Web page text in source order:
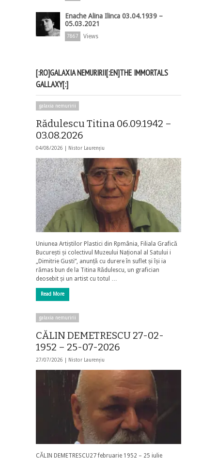
Enache Alina Ilinca 03.04.1939 –
05.03.2021
7867 Views
[:RO]GALAXIA NEMURIRII[:EN]THE IMMORTALS
GALLAXY[:]
galaxia nemuririi
Rădulescu Titina 06.09.1942 –
03.08.2026
04/08/2026 | Nistor Laurențiu
Uniunea Artiștilor Plastici din Rpmânia, Filiala Grafică
București și colectivul Muzeului Național al Satului i
„Dimitrie Gusti”, anunță cu durere în suflet și își ia
rămas bun de la Titina Rădulescu, un grafician
deosebit și un artist cu totul …
Read More
galaxia nemuririi
CĂLIN DEMETRESCU 27-02-
1952 – 25-07-2026
27/07/2026 | Nistor Laurențiu
CĂLIN DEMETRESCU27 februarie 1952 – 25 iulie